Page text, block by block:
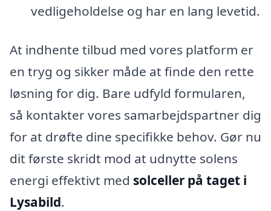
vedligeholdelse og har en lang levetid.
At indhente tilbud med vores platform er
en tryg og sikker måde at finde den rette
løsning for dig. Bare udfyld formularen,
så kontakter vores samarbejdspartner dig
for at drøfte dine specifikke behov. Gør nu
dit første skridt mod at udnytte solens
energi effektivt med solceller på taget i
Lysabild.